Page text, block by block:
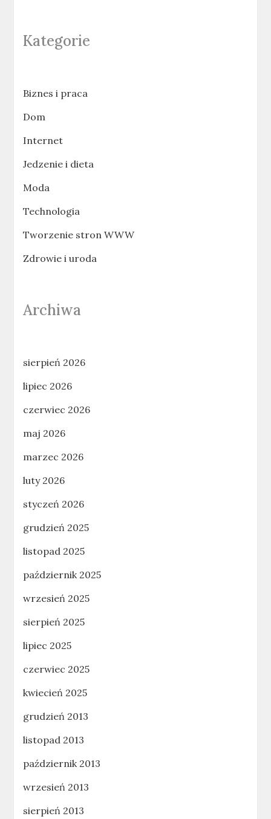
Kategorie
Biznes i praca
Dom
Internet
Jedzenie i dieta
Moda
Technologia
Tworzenie stron WWW
Zdrowie i uroda
Archiwa
sierpień 2026
lipiec 2026
czerwiec 2026
maj 2026
marzec 2026
luty 2026
styczeń 2026
grudzień 2025
listopad 2025
październik 2025
wrzesień 2025
sierpień 2025
lipiec 2025
czerwiec 2025
kwiecień 2025
grudzień 2013
listopad 2013
październik 2013
wrzesień 2013
sierpień 2013